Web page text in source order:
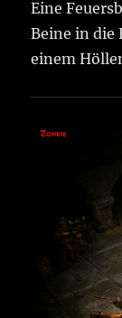
Eine
Beine in die
einem